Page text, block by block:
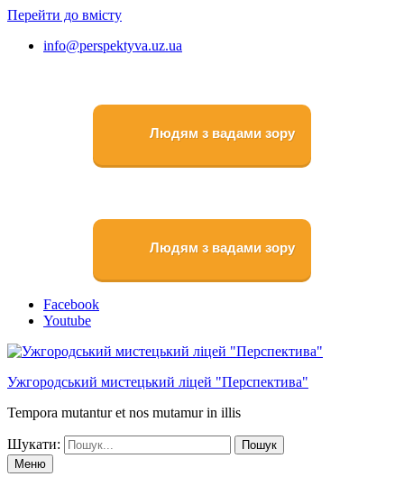
Перейти до вмісту
info@perspektyva.uz.ua
Людям з вадами зору
Людям з вадами зору
Faceboоk
Youtube
Ужгородський мистецький ліцей "Перспектива"
Tempora mutantur et nos mutamur in illis
Шукати:
Меню